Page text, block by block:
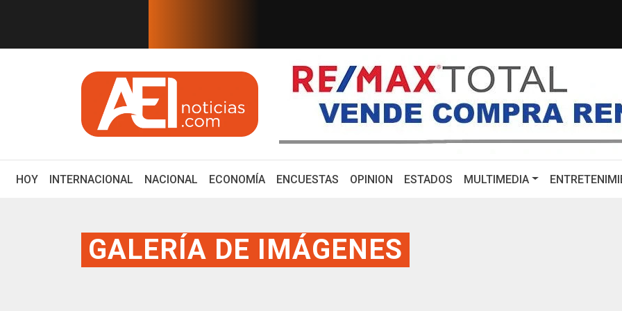
CHQH: EE.
HOY(CURRENT)
INTERNACIONAL NACIONAL ECONOMÍA ENCUESTAS OPINION ESTADOS MULTIMEDIA
GALERÍA DE IMÁGENES